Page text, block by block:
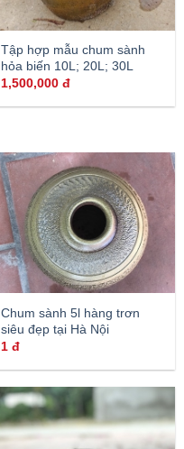
Tập hợp mẫu chum sành
hỏa biến 10L; 20L; 30L
1,500,000đ
Chum sành 5l hàng trơn
siêu đẹp tại Hà Nội
1đ